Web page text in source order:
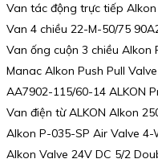
Van tác động trực tiếp
Van 4 chiều 22-M-50/75
Van ống cuộn 3 chiều Alkon
Manac Alkon Push Pull
AA7902-115/60-14 ALKON
Van điện từ ALKON Alkon
Alkon P-035-SP Air Valve
Alkon Valve 24V DC 5/2